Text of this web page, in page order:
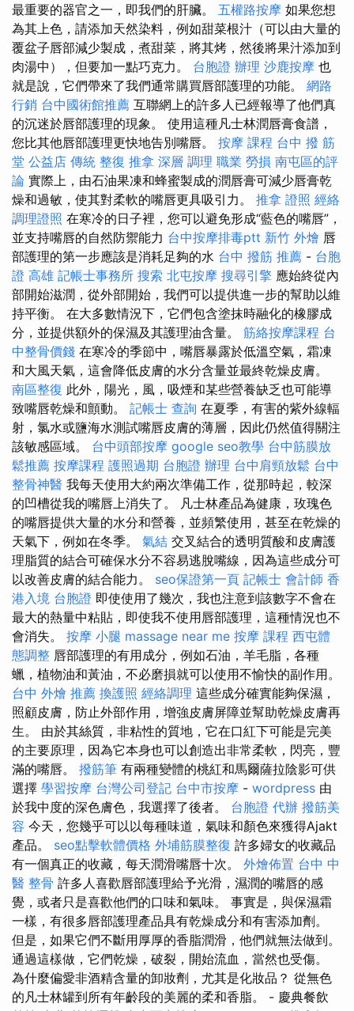
最重要的器官之一，即我們的肝臟。 五權路按摩 如果您想
為其上色，請添加天然染料，例如甜菜根汁（可以由大量的
覆盆子唇部減少製成，煮甜菜，將其烤，然後將果汁添加到
肉湯中），但要加一點巧克力。 台胞證 辦理 沙鹿按摩 也
就是說，它們帶來了我們通常購買唇部護理的功能。 網路
行銷 台中國術館推薦 互聯網上的許多人已經報導了他們真
的沉迷於唇部護理的現象。 使用這種凡士林潤唇膏食譜，
您比其他唇部護理更快地告別嘴唇。 按摩 課程 台中 撥 筋
堂 公益店 傳統 整復 推拿 深層 調理 職業 勞損 南屯區的評
論 實際上，由石油果凍和蜂蜜製成的潤唇膏可減少唇膏乾
燥和過敏，使其對柔軟的嘴唇更具吸引力。 推拿 證照 經絡
調理證照 在寒冷的日子裡，您可以避免形成“藍色的嘴唇”，
並支持嘴唇的自然防禦能力 台中按摩排毒ptt 新竹 外燴 唇
部護理的第一步應該是消耗足夠的水 台中 撥筋 推薦 - 台胞
證 高雄 記帳士事務所 搜索 北屯按摩 搜尋引擎 應始終從內
部開始滋潤，從外部開始，我們可以提供進一步的幫助以維
持平衡。 在大多數情況下，它們包含塗抹時融化的橡膠成
分，並提供額外的保濕及其護理油含量。 筋絡按摩課程 台
中整骨價錢 在寒冷的季節中，嘴唇暴露於低溫空氣，霜凍
和大風天氣，這會降低皮膚的水分含量並最終乾燥皮膚。
南區整復 此外，陽光，風，吸煙和某些營養缺乏也可能導
致嘴唇乾燥和顫動。 記帳士 查詢 在夏季，有害的紫外線輻
射，氯水或鹽海水測試嘴唇皮膚的薄層，因此仍然值得關注
該敏感區域。 台中頭部按摩 google seo教學 台中筋膜放
鬆推薦 按摩課程 護照過期 台胞證 辦理 台中肩頸放鬆 台中
整骨神醫 我每天使用大約兩次準備工作，從那時起，較深
的凹槽從我的嘴唇上消失了。 凡士林產品為健康，玫瑰色
的嘴唇提供大量的水分和營養，並頻繁使用，甚至在乾燥的
天氣下，例如在冬季。 氣結 交叉結合的透明質酸和皮膚護
理脂質的結合可確保水分不容易逃脫嘴線，因為這些成分可
以改善皮膚的結合能力。 seo保證第一頁 記帳士 會計師 香
港入境 台胞證 即使使用了幾次，我也注意到該數字不會在
最大的熱量中粘貼，即使我不使用唇部護理，這種情況也不
會消失。 按摩 小腿 massage near me 按摩 課程 西屯體
態調整 唇部護理的有用成分，例如石油，羊毛脂，各種
蠟，植物油和黃油，不必磨損就可以使用不愉快的副作用。
台中 外燴 推薦 換護照 經絡調理 這些成分確實能夠保濕，
照顧皮膚，防止外部作用，增強皮膚屏障並幫助乾燥皮膚再
生。 由於其絲質，非粘性的質地，它在口紅下可能是完美
的主要原理，因為它本身也可以創造出非常柔軟，閃亮，豐
滿的嘴唇。 撥筋筆 有兩種變體的桃紅和馬爾薩拉陰影可供
選擇 學習按摩 台灣公司登記 台中市按摩 - wordpress 由
於我中度的深色膚色，我選擇了後者。 台胞證 代辦 撥筋美
容 今天，您幾乎可以以每種味道，氣味和顏色來獲得Ajakt
產品。 seo點擊軟體價格 外埔筋膜整復 許多婦女的收藏品
有一個真正的收藏，每天潤滑嘴唇十次。 外燴佈置 台中 中
醫 整骨 許多人喜歡唇部護理給予光滑，濕潤的嘴唇的感
覺，或者只是喜歡他們的口味和氣味。 事實是，與保濕霜
一樣，有很多唇部護理​​產品具有乾燥成分和有害添加劑。
但是，如果它們不斷用厚厚的香脂潤滑，他們就無法做到。
通過這樣做，它們乾燥，破裂，開始流血，當然也受傷。
為什麼偏愛非酒精含量的卸妝劑，尤其是化妝品？ 從無色
的凡士林罐到所有年齡段的美麗的柔和香脂。 - 慶典餐飲